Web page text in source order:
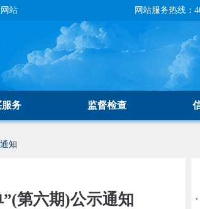
站 网站服务热线：
服务 监督检查
知
第六期)公示通知